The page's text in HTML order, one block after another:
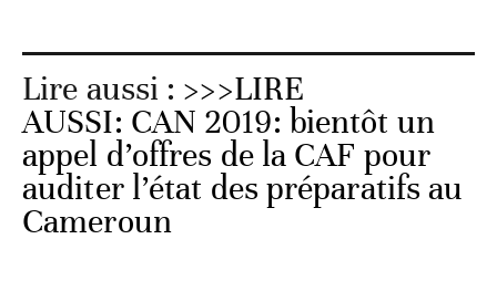
Lire aussi : >>>LIRE
AUSSI: CAN 2019: bientôt un
appel d’offres de la CAF pour
auditer l’état des préparatifs au
Cameroun